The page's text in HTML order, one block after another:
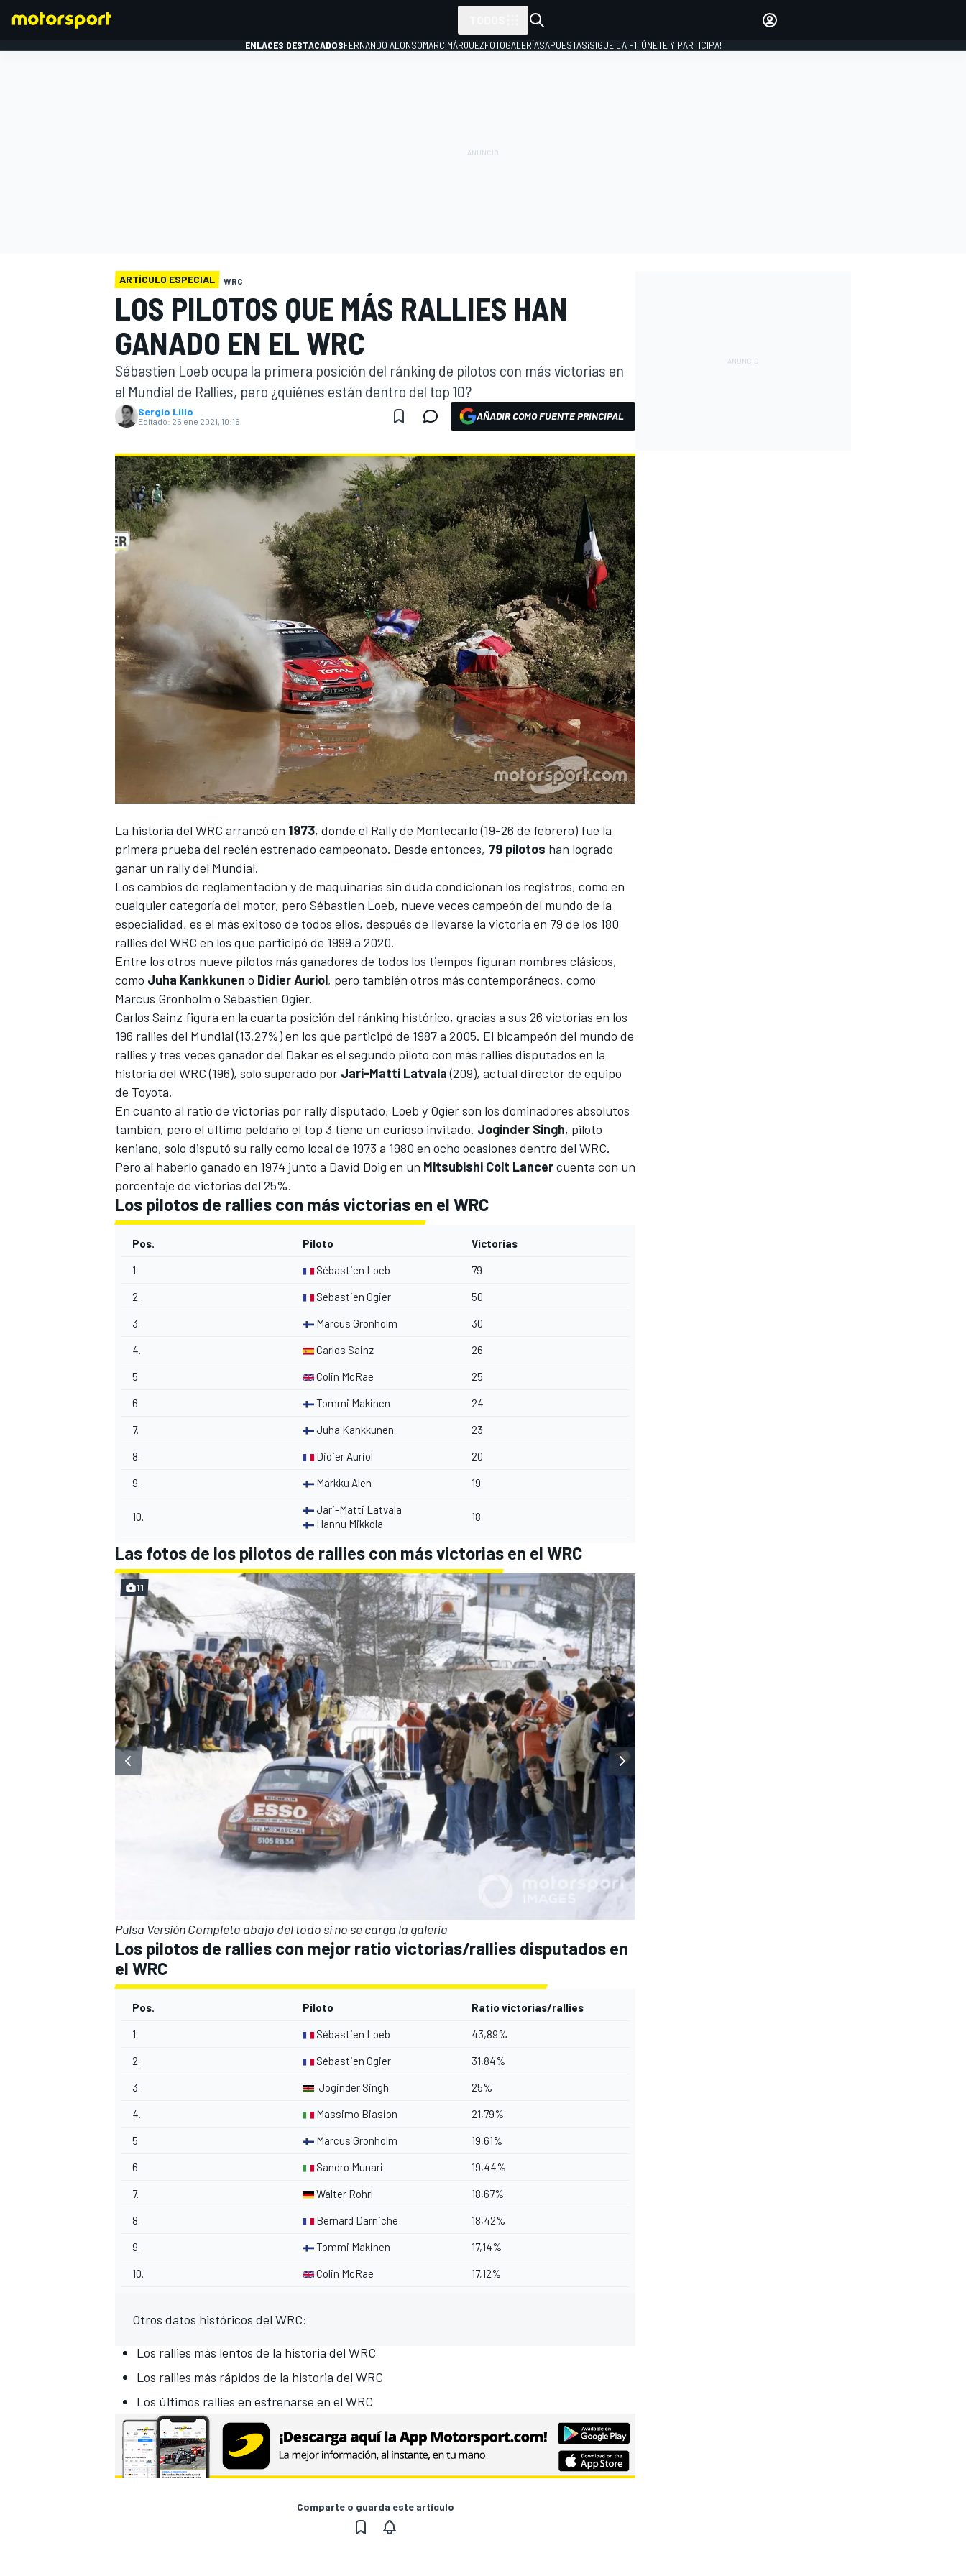
WEC FÓRMULA E
MÁS CATEGORÍAS
ENLACES DESTACADOSFERNANDO ALONSOMARC MÁRQUEZFOTOGALERÍASAPUESTAS¡SIGUE LA F1, ÚNETE Y PARTICIPA!
ARTÍCULO ESPECIAL WRC
LOS PILOTOS QUE MÁS RALLIES HAN
GANADO EN EL WRC
Sébastien Loeb ocupa la primera posición del ránking de pilotos con más victorias en
el Mundial de Rallies, pero ¿quiénes están dentro del top 10?
Sergio Lillo
Editado: 25 ene 2021, 10:16 AÑADIR COMO FUENTE PRINCIPAL
La historia del WRC arrancó en 1973, donde el Rally de Montecarlo(19-26 de febrero) fue la
primera prueba del recién estrenado campeonato. Desde entonces, 79 pilotos han logrado
ganar un rally del Mundial.
Los cambios de reglamentación y de maquinarias sin duda condicionan los registros, como en
cualquier categoría del motor, pero Sébastien Loeb, nueve veces campeón del mundo de la
especialidad, es el más exitoso de todos ellos, después de llevarse la victoria en 79 de los 180
rallies del WRC en los que participó de 1999 a 2020.
Entre los otros nueve pilotos más ganadores de todos los tiempos figuran nombres clásicos,
como Juha Kankkunen o DidierAuriol, pero también otros más contemporáneos, como
Marcus Gronholm o Sébastien Ogier.
Carlos Sainz figura en la cuarta posición del ránking histórico, gracias a sus 26 victorias en los
196 rallies del Mundial (13,27%) en los que participó de 1987 a 2005. El bicampeón del mundo de
rallies y tres veces ganador del Dakares el segundo piloto con más rallies disputados en la
historia del WRC (196), solo superado por Jari-Matti Latvala(209), actual director de equipo
de Toyota.
En cuanto al ratio de victorias por rally disputado, Loeb y Ogier son los dominadores absolutos
también, pero el último peldaño el top 3 tiene un curioso invitado. Joginder Singh, piloto
keniano, solo disputó su rally como local de 1973 a 1980 en ocho ocasiones dentro del WRC.
Pero al haberlo ganado en 1974 junto a David Doig en un Mitsubishi Colt Lancercuenta con un
porcentaje de victorias del 25%.
Los pilotos de rallies con más victorias en el WRC
Pos. Piloto Victorias
1. Sébastien Loeb 79
2. Sébastien Ogier 50
3. Marcus Gronholm 30
4. Carlos Sainz 26
5 Colin McRae 25
6 Tommi Makinen 24
7. Juha Kankkunen 23
8. Didier Auriol 20
9. Markku Alen 19
10.
Jari-Matti Latvala
Hannu Mikkola
18
Las fotos de los pilotos de rallies con más victorias en el WRC
11
Pulsa Versión Completa abajo del todo si no se carga la galería
Los pilotos de rallies con mejor ratio victorias/rallies disputados en
el WRC
Pos. Piloto Ratio victorias/rallies
1. Sébastien Loeb 43,89%
2. Sébastien Ogier 31,84%
3. Joginder Singh 25%
4. Massimo Biasion 21,79%
5 Marcus Gronholm 19,61%
6 Sandro Munari 19,44%
7. Walter Rohrl 18,67%
8. Bernard Darniche 18,42%
9. Tommi Makinen 17,14%
10. Colin McRae 17,12%
Otros datos históricos del WRC:
Los rallies más lentos de la historia del WRC
Los rallies más rápidos de la historia del WRC
Los últimos rallies en estrenarse en el WRC
Comparte o guarda este artículo